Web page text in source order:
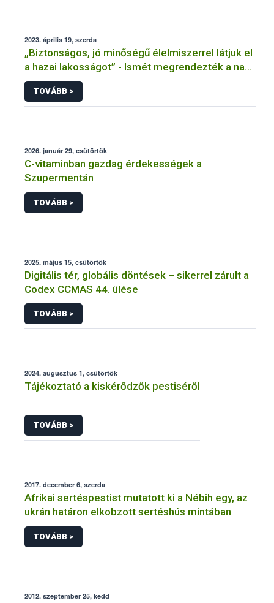
2023. április 19, szerda
„Biztonságos, jó minőségű élelmiszerrel látjuk el
a hazai lakosságot” - Ismét megrendezték a nagy
múltú Hungalimentaria konferenciát és kiállítást
TOVÁBB >
2026. január 29, csütörtök
C-vitaminban gazdag érdekességek a
Szupermentán
TOVÁBB >
2025. május 15, csütörtök
Digitális tér, globális döntések – sikerrel zárult a
Codex CCMAS 44. ülése
TOVÁBB >
2024. augusztus 1, csütörtök
Tájékoztató a kiskérődzők pestiséről
TOVÁBB >
2017. december 6, szerda
Afrikai sertéspestist mutatott ki a Nébih egy, az
ukrán határon elkobzott sertéshús mintában
TOVÁBB >
2012. szeptember 25, kedd